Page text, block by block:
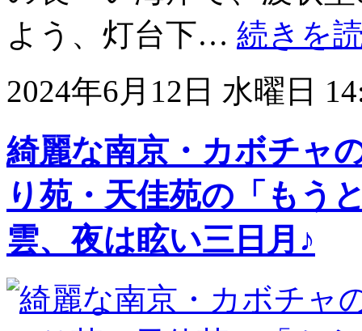
よう、灯台下… 続きを
2024年6月12日 水曜日
綺麗な南京・カボチャ
り苑・天佳苑の「もう
雲、夜は眩い三日月♪